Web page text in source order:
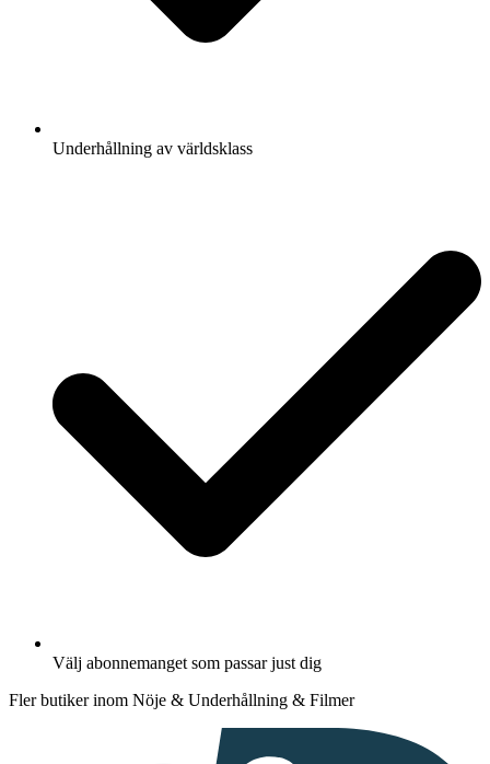
Underhållning av världsklass
Välj abonnemanget som passar just dig
Fler butiker inom Nöje & Underhållning & Filmer